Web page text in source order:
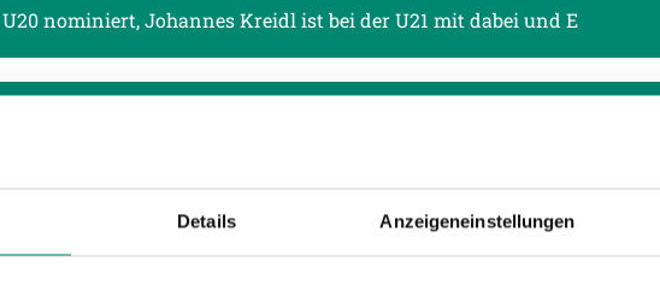
Details Anzeigeneinstellungen
U20 nominiert, Johannes Kreidl ist bei der U21 mit dabei und E
VIDEO-ZUSAMMENFASSUNG FC LIEFERING VS. SVR
Perfekter Start in die Begegnung - 2:1-Rückstand - aufopferungsvolle und